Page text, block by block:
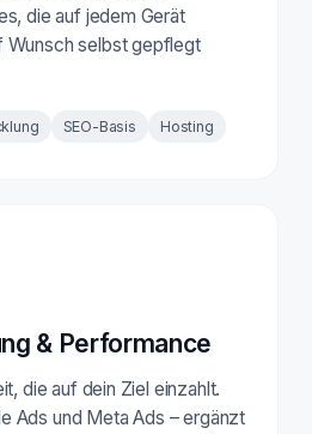
die auf jedem Gerät
Wunsch selbst gepflegt
SEO-Basis Hosting
& Performance
die auf dein Ziel einzahlt.
Ads und Meta Ads – ergänzt